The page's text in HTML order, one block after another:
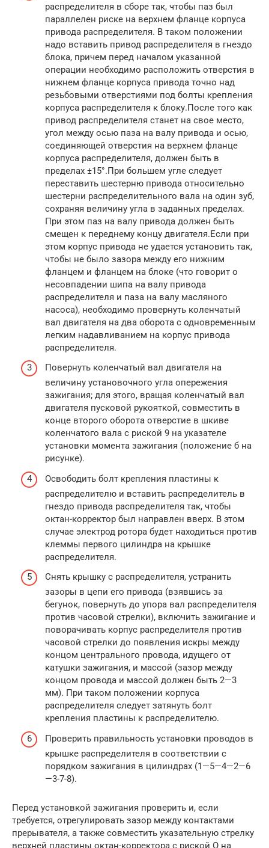
распределителя в сборе так, чтобы паз был
параллелен риске на верхнем фланце корпуса
привода распределителя. В таком положении
надо вставить привод распределителя в гнездо
блока, причем перед началом указанной
операции необходимо расположить отверстия в
нижнем фланце корпуса привода точно над
резьбовыми отверстиями под болты крепления
корпуса распределителя к блоку.После того как
привод распределителя станет на свое место,
угол между осью паза на валу привода и осью,
соединяющей отверстия на верхнем фланце
корпуса распределителя, должен быть в
пределах ±15°.При большем угле следует
переставить шестерню привода относительно
шестерни распределительного вала на один зуб,
сохраняя величину угла в заданных пределах.
При этом паз на валу привода должен быть
смещен к переднему концу двигателя.Если при
этом корпус привода не удается установить так,
чтобы не было зазора между его нижним
фланцем и фланцем на блоке (что говорит о
несовпадении шипа на валу привода
распределителя и паза на валу масляного
насоса), необходимо провернуть коленчатый
вал двигателя на два оборота с одновременным
легким надавливанием на корпус привода
распределителя.
Повернуть коленчатый вал двигателя на
величину установочного угла опережения
зажигания; для этого, вращая коленчатый вал
двигателя пусковой рукояткой, совместить в
конце второго оборота отверстие в шкиве
коленчатого вала с риской 9 на указателе
установки момента зажигания (положение б на
рисунке).
Освободить болт крепления пластины к
распределителю и вставить распределитель в
гнездо привода распределителя так, чтобы
октан-корректор был направлен вверх. В этом
случае электрод ротора будет находиться против
клеммы первого цилиндра на крышке
распределителя.
Снять крышку с распределителя, устранить
зазоры в цепи его привода (взявшись за
бегунок, повернуть до упора вал распределителя
против часовой стрелки), включить зажигание и
поворачивать корпус распределителя против
часовой стрелки до появления искры между
концом центрального провода, идущего от
катушки зажигания, и массой (зазор между
концом провода и массой должен быть 2—3
мм). При таком положении корпуса
распределителя следует затянуть болт
крепления пластины к распределителю.
Проверить правильность установки проводов в
крышке распределителя в соответствии с
порядком зажигания в цилиндрах (1—5—4—2—6
—3-7-8).
Перед установкой зажигания проверить и, если
требуется, отрегулировать зазор между контактами
прерывателя, а также совместить указательную стрелку
верхней пластины октан-корректора с риской О на